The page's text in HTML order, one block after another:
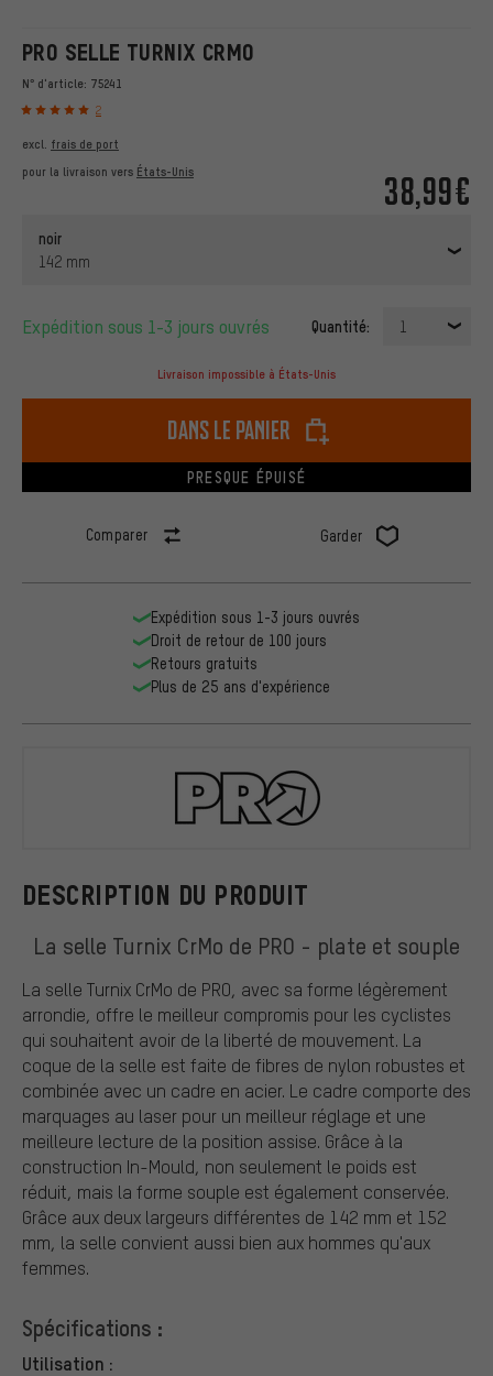
PRO SELLE TURNIX CRMO
N° d'article: 75241
2
38,99€
excl. frais de port
pour la livraison vers États-Unis
noir
142 mm
Expédition sous 1-3 jours ouvrés Quantité: 1
Livraison impossible à États-Unis
dans le panier
PRESQUE ÉPUISÉ
Comparer Garder
DESCRIPTION DU PRODUIT
La selle Turnix CrMo de PRO - plate et souple
La selle Turnix CrMo de PRO, avec sa forme légèrement
arrondie, offre le meilleur compromis pour les cyclistes
qui souhaitent avoir de la liberté de mouvement. La
coque de la selle est faite de fibres de nylon robustes et
combinée avec un cadre en acier. Le cadre comporte des
marquages au laser pour un meilleur réglage et une
meilleure lecture de la position assise. Grâce à la
construction In-Mould, non seulement le poids est
réduit, mais la forme souple est également conservée.
Grâce aux deux largeurs différentes de 142 mm et 152
mm, la selle convient aussi bien aux hommes qu'aux
femmes.
Spécifications :
Utilisation :
Expédition sous 1-3 jours ouvrés
Droit de retour de 100 jours
Retours gratuits
Plus de 25 ans d'expérience